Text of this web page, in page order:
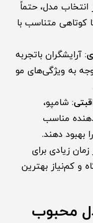
انتخاب مدل، حتماً
کوتاهی متناسب با
: آرایشگران باتجربه
به ویژگی‌های مو
: شامپو،
مناسب
بهبود دهند.
زمان زیادی برای
و کم‌نیاز بهترین
5 مدل محبوب